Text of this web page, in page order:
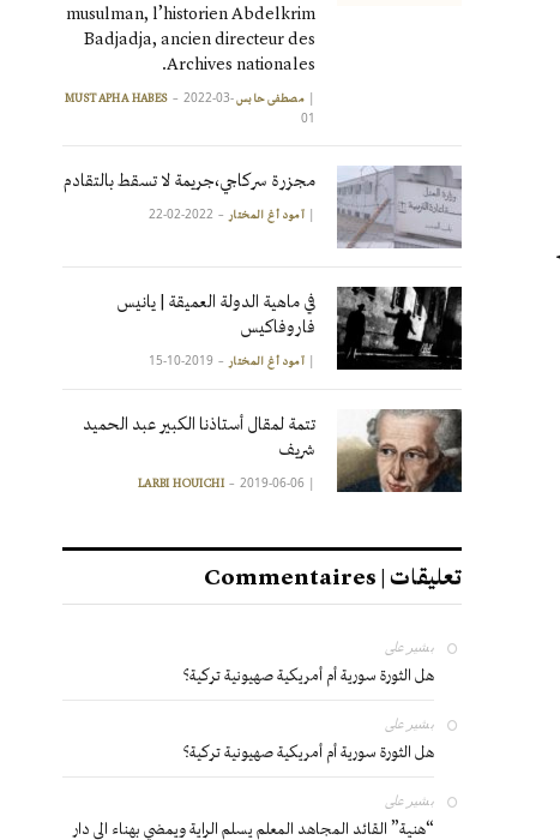
musulman, l’historien Abdelkrim
Badjadja, ancien directeur des
Archives nationales.
| مصطفى حابس MUSTAPHA HABES2022-03-
01
مجزرة سركاجي،جريمة لا تسقط بالتقادم
| آمود أغ المختار 2022-02-22
في ماهية الدولة العميقة | يانيس
فاروفاكيس
| آمود أغ المختار 2019-10-15
تتمة لمقال أستاذنا الكبير عبد الحميد
شريف
|
LARBI HOUICHI 2019-06-06
تعليقات | Commentaires
بشير على
هل الثورة سورية أم أمريكية صهيونية تركية؟
بشير على
هل الثورة سورية أم أمريكية صهيونية تركية؟
بشير على
“هنية” القائد المجاهد المعلم يسلم الراية ويمضي بهناء الى دار